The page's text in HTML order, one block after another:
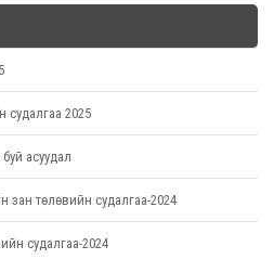
2025
асуудал
төлөвийн судалгаа-2024
судалгаа-2024